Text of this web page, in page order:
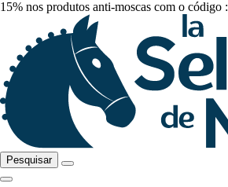
15% nos produtos anti-moscas com o código :
Pesquisar